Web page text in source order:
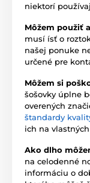
niektorí
Môžem použiť
musí ísť o
našej ponuke
určené pre
Môžem si
šošovky úplne
overených
štandardy
ich na
Ako dlho
na celodenné
informáciu o